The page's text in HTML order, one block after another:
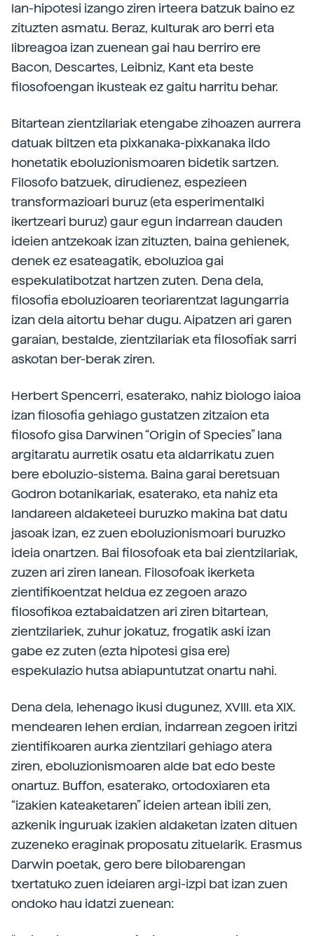
lan-hipotesi izango ziren irteera batzuk baino ez
zituzten asmatu. Beraz, kulturak aro berri eta
libreagoa izan zuenean gai hau berriro ere
Bacon, Descartes, Leibniz, Kant eta beste
filosofoengan ikusteak ez gaitu harritu behar.
Bitartean zientzilariak etengabe zihoazen aurrera
datuak biltzen eta pixkanaka-pixkanaka ildo
honetatik eboluzionismoaren bidetik sartzen.
Filosofo batzuek, dirudienez, espezieen
transformazioari buruz (eta esperimentalki
ikertzeari buruz) gaur egun indarrean dauden
ideien antzekoak izan zituzten, baina gehienek,
denek ez esateagatik, eboluzioa gai
espekulatibotzat hartzen zuten. Dena dela,
filosofia eboluzioaren teoriarentzat lagungarria
izan dela aitortu behar dugu. Aipatzen ari garen
garaian, bestalde, zientzilariak eta filosofiak sarri
askotan ber-berak ziren.
Herbert Spencerri, esaterako, nahiz biologo iaioa
izan filosofia gehiago gustatzen zitzaion eta
filosofo gisa Darwinen “Origin of Species” lana
argitaratu aurretik osatu eta aldarrikatu zuen
bere eboluzio-sistema. Baina garai beretsuan
Godron botanikariak, esaterako, eta nahiz eta
landareen aldaketeei buruzko makina bat datu
jasoak izan, ez zuen eboluzionismoari buruzko
ideia onartzen. Bai filosofoak eta bai zientzilariak,
zuzen ari ziren lanean. Filosofoak ikerketa
zientifikoentzat heldua ez zegoen arazo
filosofikoa eztabaidatzen ari ziren bitartean,
zientzilariek, zuhur jokatuz, frogatik aski izan
gabe ez zuten (ezta hipotesi gisa ere)
espekulazio hutsa abiapuntutzat onartu nahi.
Dena dela, lehenago ikusi dugunez, XVIII. eta XIX.
mendearen lehen erdian, indarrean zegoen iritzi
zientifikoaren aurka zientzilari gehiago atera
ziren, eboluzionismoaren alde bat edo beste
onartuz. Buffon, esaterako, ortodoxiaren eta
“izakien kateaketaren” ideien artean ibili zen,
azkenik inguruak izakien aldaketan izaten dituen
zuzeneko eraginak proposatu zituelarik. Erasmus
Darwin poetak, gero bere bilobarengan
txertatuko zuen ideiaren argi-izpi bat izan zuen
ondoko hau idatzi zuenean: